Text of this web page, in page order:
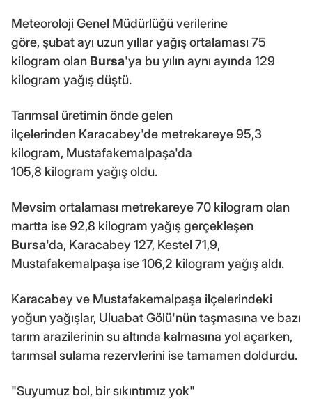
Meteoroloji Genel Müdürlüğü verilerine
göre, şubat ayı uzun yıllar yağış ortalaması 75
kilogram olan Bursa'ya bu yılın aynı ayında 129
kilogram yağış düştü.
Tarımsal üretimin önde gelen
ilçelerinden Karacabey'de metrekareye 95,3
kilogram, Mustafakemalpaşa'da
105,8 kilogram yağış oldu.
Mevsim ortalaması metrekareye 70 kilogram olan
martta ise 92,8 kilogram yağış gerçekleşen
Bursa'da, Karacabey 127, Kestel 71,9,
Mustafakemalpaşa ise 106,2 kilogram yağış aldı.
Karacabey ve Mustafakemalpaşa ilçelerindeki
yoğun yağışlar, Uluabat Gölü'nün taşmasına ve bazı
tarım arazilerinin su altında kalmasına yol açarken,
tarımsal sulama rezervlerini ise tamamen doldurdu.
"Suyumuz bol, bir sıkıntımız yok"